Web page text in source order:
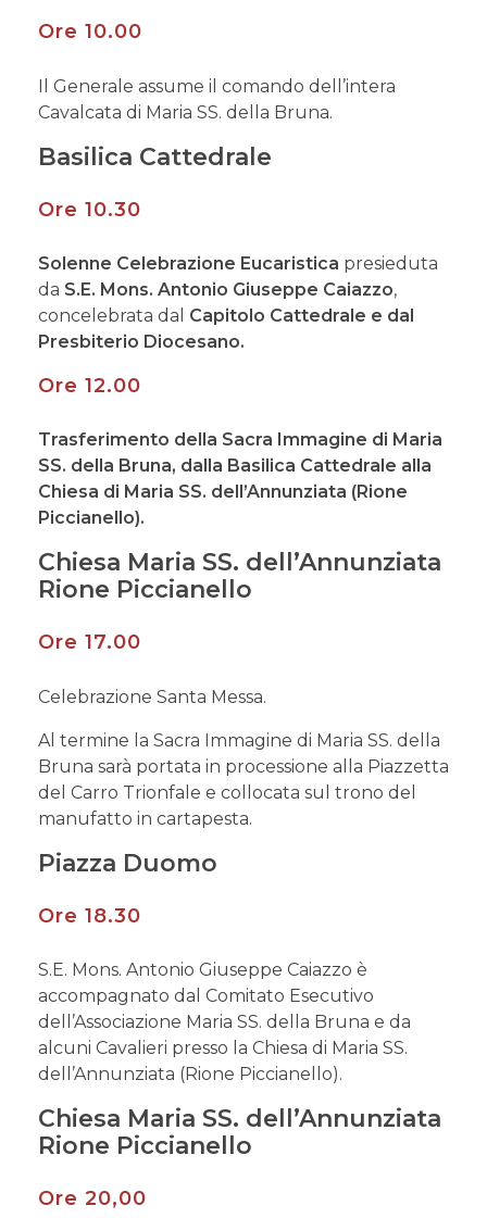
Ore 10.00
Il Generale assume il comando dell’intera
Cavalcata di Maria SS. della Bruna.
Basilica Cattedrale
Ore 10.30
Solenne Celebrazione Eucaristica presieduta
da S.E. Mons. Antonio Giuseppe Caiazzo,
concelebrata dal Capitolo Cattedrale e dal
Presbiterio Diocesano.
Ore 12.00
Trasferimento della Sacra Immagine di Maria
SS. della Bruna, dalla Basilica Cattedrale alla
Chiesa di Maria SS. dell’Annunziata (Rione
Piccianello).
Chiesa Maria SS. dell’Annunziata
Rione Piccianello
Ore 17.00
Celebrazione Santa Messa.
Al termine la Sacra Immagine di Maria SS. della
Bruna sarà portata in processione alla Piazzetta
del Carro Trionfale e collocata sul trono del
manufatto in cartapesta.
Piazza Duomo
Ore 18.30
S.E. Mons. Antonio Giuseppe Caiazzo è
accompagnato dal Comitato Esecutivo
dell’Associazione Maria SS. della Bruna e da
alcuni Cavalieri presso la Chiesa di Maria SS.
dell’Annunziata (Rione Piccianello).
Chiesa Maria SS. dell’Annunziata
Rione Piccianello
Ore 20,00